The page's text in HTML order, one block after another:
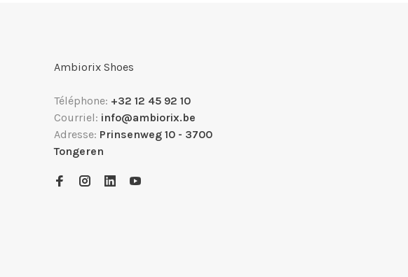
Ambiorix Shoes
Téléphone: +32 12 45 92 10
Courriel: info@ambiorix.be
Adresse: Prinsenweg 10 - 3700
Tongeren